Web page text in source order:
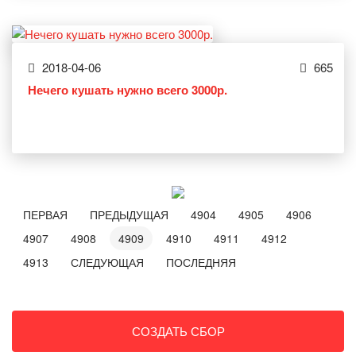
2018-04-06 665
Нечего кушать нужно всего 3000р.
ПЕРВАЯ ПРЕДЫДУЩАЯ 4904 4905
4906
4907
4908 4909 4910 4911
4912
4913
СЛЕДУЮЩАЯ ПОСЛЕДНЯЯ
СОЗДАТЬ СБОР